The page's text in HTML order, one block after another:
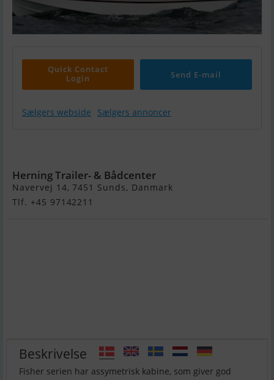
Quick Contact
Login
Send E-mail
Sælgers webside Sælgers annoncer
Herning Trailer- & Bådcenter
Navervej 14, 7451 Sunds, Danmark
Tlf. +45 97142211
Beskrivelse
Fisher serien har assymetrisk kabine, som giver god